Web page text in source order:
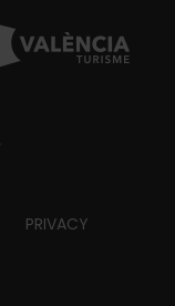
PRIVACY